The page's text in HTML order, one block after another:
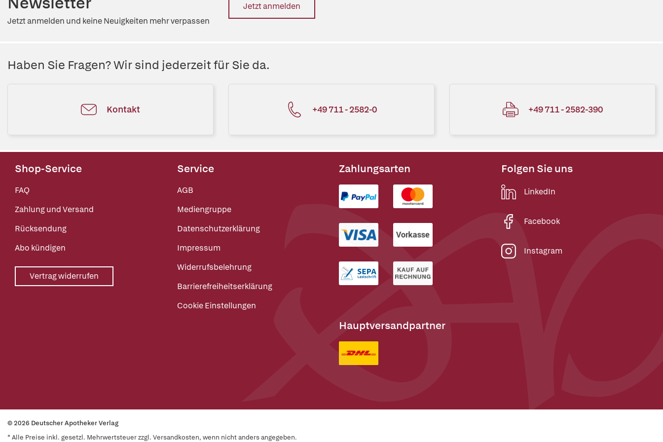
Jetzt anmelden und keine Neuigkeiten mehr verpassen
Jetzt anmelden
Haben Sie Fragen? Wir sind jederzeit für Sie da.
Kontakt +49 711 - 2582-0 +49 711 - 2582-390
Shop-Service
FAQ
Zahlung und Versand
Rücksendung
Abo kündigen
Vertrag widerrufen
Service
AGB
Mediengruppe
Datenschutzerklärung
Impressum
Widerrufsbelehrung
Barrierefreiheitserklärung
Cookie Einstellungen
Zahlungsarten
Hauptversandpartner
Folgen Sie uns
LinkedIn
Facebook
Instagram
© 2026 Deutscher Apotheker Verlag
* Alle Preise inkl. gesetzl. Mehrwertsteuer zzgl. Versandkosten, wenn nicht anders angegeben.